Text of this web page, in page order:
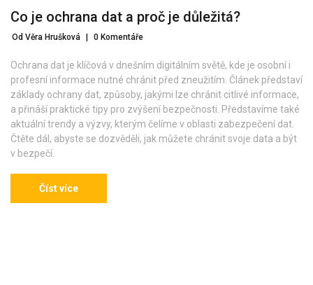
Co je ochrana dat a proč je důležitá?
Od Věra Hrušková 0 Komentáře
Ochrana dat je klíčová v dnešním digitálním světě, kde je osobní i
profesní informace nutné chránit před zneužitím. Článek představí
základy ochrany dat, způsoby, jakými lze chránit citlivé informace,
a přináší praktické tipy pro zvýšení bezpečnosti. Představíme také
aktuální trendy a výzvy, kterým čelíme v oblasti zabezpečení dat.
Čtěte dál, abyste se dozvěděli, jak můžete chránit svoje data a být
v bezpečí.
Číst více